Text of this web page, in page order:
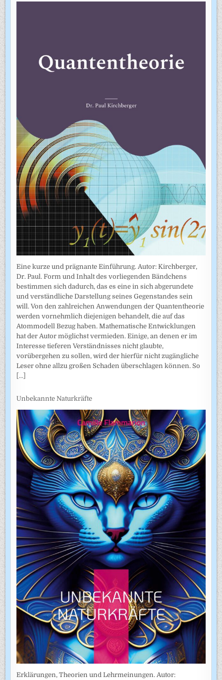
Eine kurze und prägnante Einführung. Autor: Kirchberger,
Dr. Paul. Form und Inhalt des vorliegenden Bändchens
bestimmen sich dadurch, das es eine in sich abgerundete
und verständliche Darstellung seines Gegenstandes sein
will. Von den zahlreichen Anwendungen der Quantentheorie
werden vornehmlich diejenigen behandelt, die auf das
Atommodell Bezug haben. Mathematische Entwicklungen
hat der Autor möglichst vermieden. Einige, an denen er im
Interesse tieferen Verständnisses nicht glaubte,
vorübergehen zu sollen, wird der hierfür nicht zugängliche
Leser ohne allzu großen Schaden überschlagen können. So
[...]
Unbekannte Naturkräfte
Erklärungen, Theorien und Lehrmeinungen. Autor: